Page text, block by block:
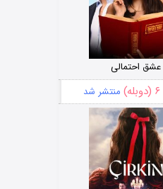
عشق احتمالی
۶ (دوبله) منتشر شد